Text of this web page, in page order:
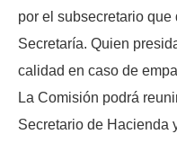
por el subsecretario
Secretaría. Quien
calidad en caso de
La Comisión podrá
Secretario de Hacienda